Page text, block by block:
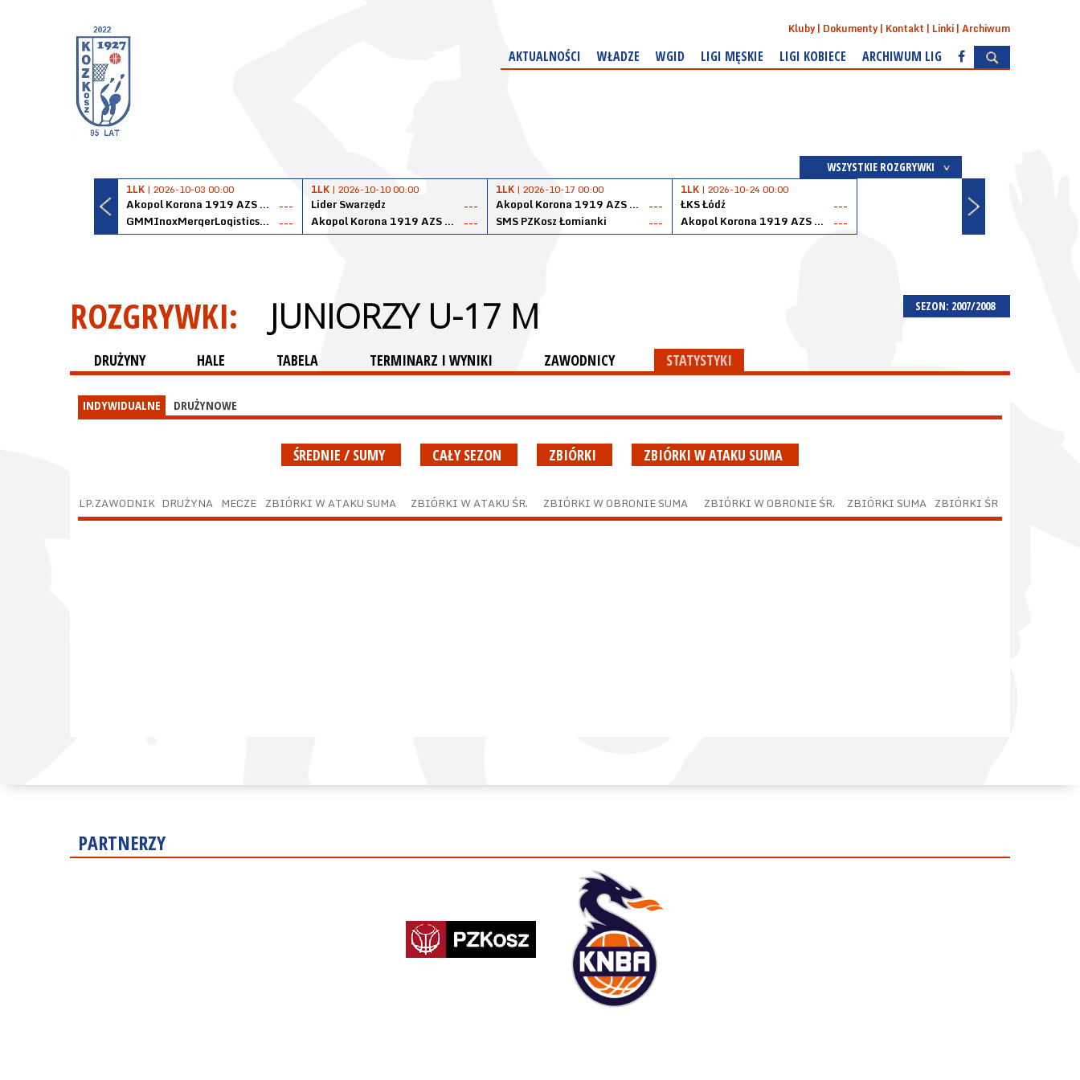
Kluby Dokumenty Kontakt Linki Archiwum
AKTUALNOŚCI WŁADZE WGID LIGI MĘSKIE LIGI KOBIECE ARCHIWUM LIG
WSZYSTKIE ROZGRYWKI
1LK | 2026-10-03 00:00
Akopol Korona 1919 AZS PK Kraków
---
GMMInoxMergerLogisticsPanteryŁańcut
---
1LK | 2026-10-10 00:00
Lider Swarzędz
---
Akopol Korona 1919 AZS PK Kraków
---
1LK | 2026-10-17 00:00
Akopol Korona 1919 AZS PK Kraków
---
SMS PZKosz Łomianki
---
1LK | 2026-10-24 00:00
ŁKS Łódź
---
Akopol Korona 1919 AZS PK Kraków
---
SEZON: 2007/2008
ROZGRYWKI: JUNIORZY U-17 M
DRUŻYNY HALE TABELA TERMINARZ I WYNIKI ZAWODNICY STATYSTYKI
INDYWIDUALNE DRUŻYNOWE
ŚREDNIE / SUMY CAŁY SEZON ZBIÓRKI ZBIÓRKI W ATAKU SUMA
LP.ZAWODNIK DRUŻYNA MECZE ZBIÓRKI W ATAKU SUMA ZBIÓRKI W ATAKU ŚR. ZBIÓRKI W OBRONIE SUMA ZBIÓRKI W OBRONIE ŚR. ZBIÓRKI SUMA ZBIÓRKI ŚR
PARTNERZY